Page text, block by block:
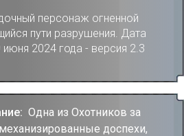
персонаж огненной
пути разрушения. Дата
2024 года - версия 2.3
Одна из Охотников за
доспехи,